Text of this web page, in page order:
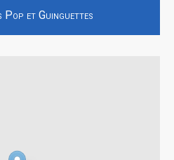
Pop et Guinguettes